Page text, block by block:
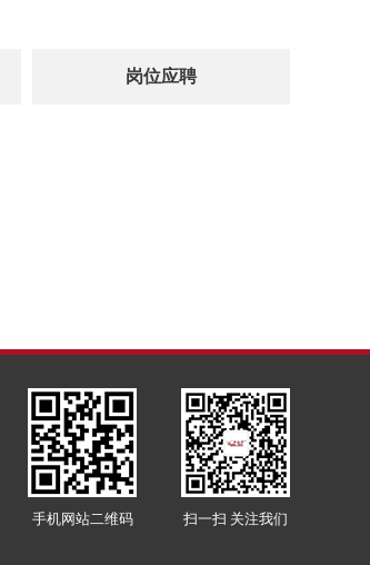
岗位应聘
手机网站二维码 扫一扫 关注我们